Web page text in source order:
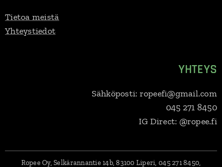
Tietoa meistä
Yhteystiedot
YHTEYS
Sähköposti: ropeefi@gmail.com
045 271 8450
IG Direct: @ropee.fi
Ropee Oy, Selkärannantie 14b, 83100 Liperi, 045 271 8450,